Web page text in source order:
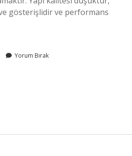
gösterişlidir ve performans
Yorum Bırak